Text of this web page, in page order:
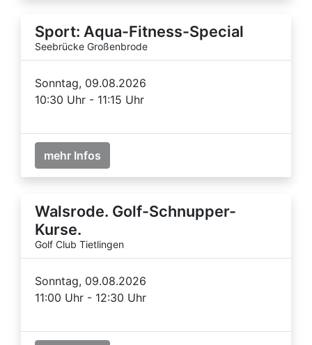
Sport: Aqua-Fitness-Special
Seebrücke Großenbrode
Sonntag, 09.08.2026
10:30 Uhr - 11:15 Uhr
mehr Infos
Walsrode. Golf-Schnupper-
Kurse.
Golf Club Tietlingen
Sonntag, 09.08.2026
11:00 Uhr - 12:30 Uhr